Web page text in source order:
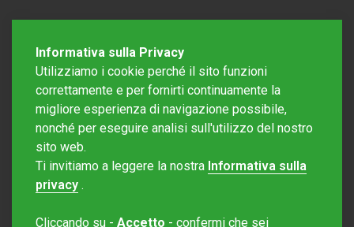
Editore Rotostampa SA
Informativa sulla Privacy
Utilizziamo i cookie perché il sito funzioni
correttamente e per fornirti continuamente la
migliore esperienza di navigazione possibile,
nonché per eseguire analisi sull'utilizzo del nostro
sito web.
Ti invitiamo a leggere la nostra Informativa sulla
privacy .
Cliccando su - Accetto - confermi che sei